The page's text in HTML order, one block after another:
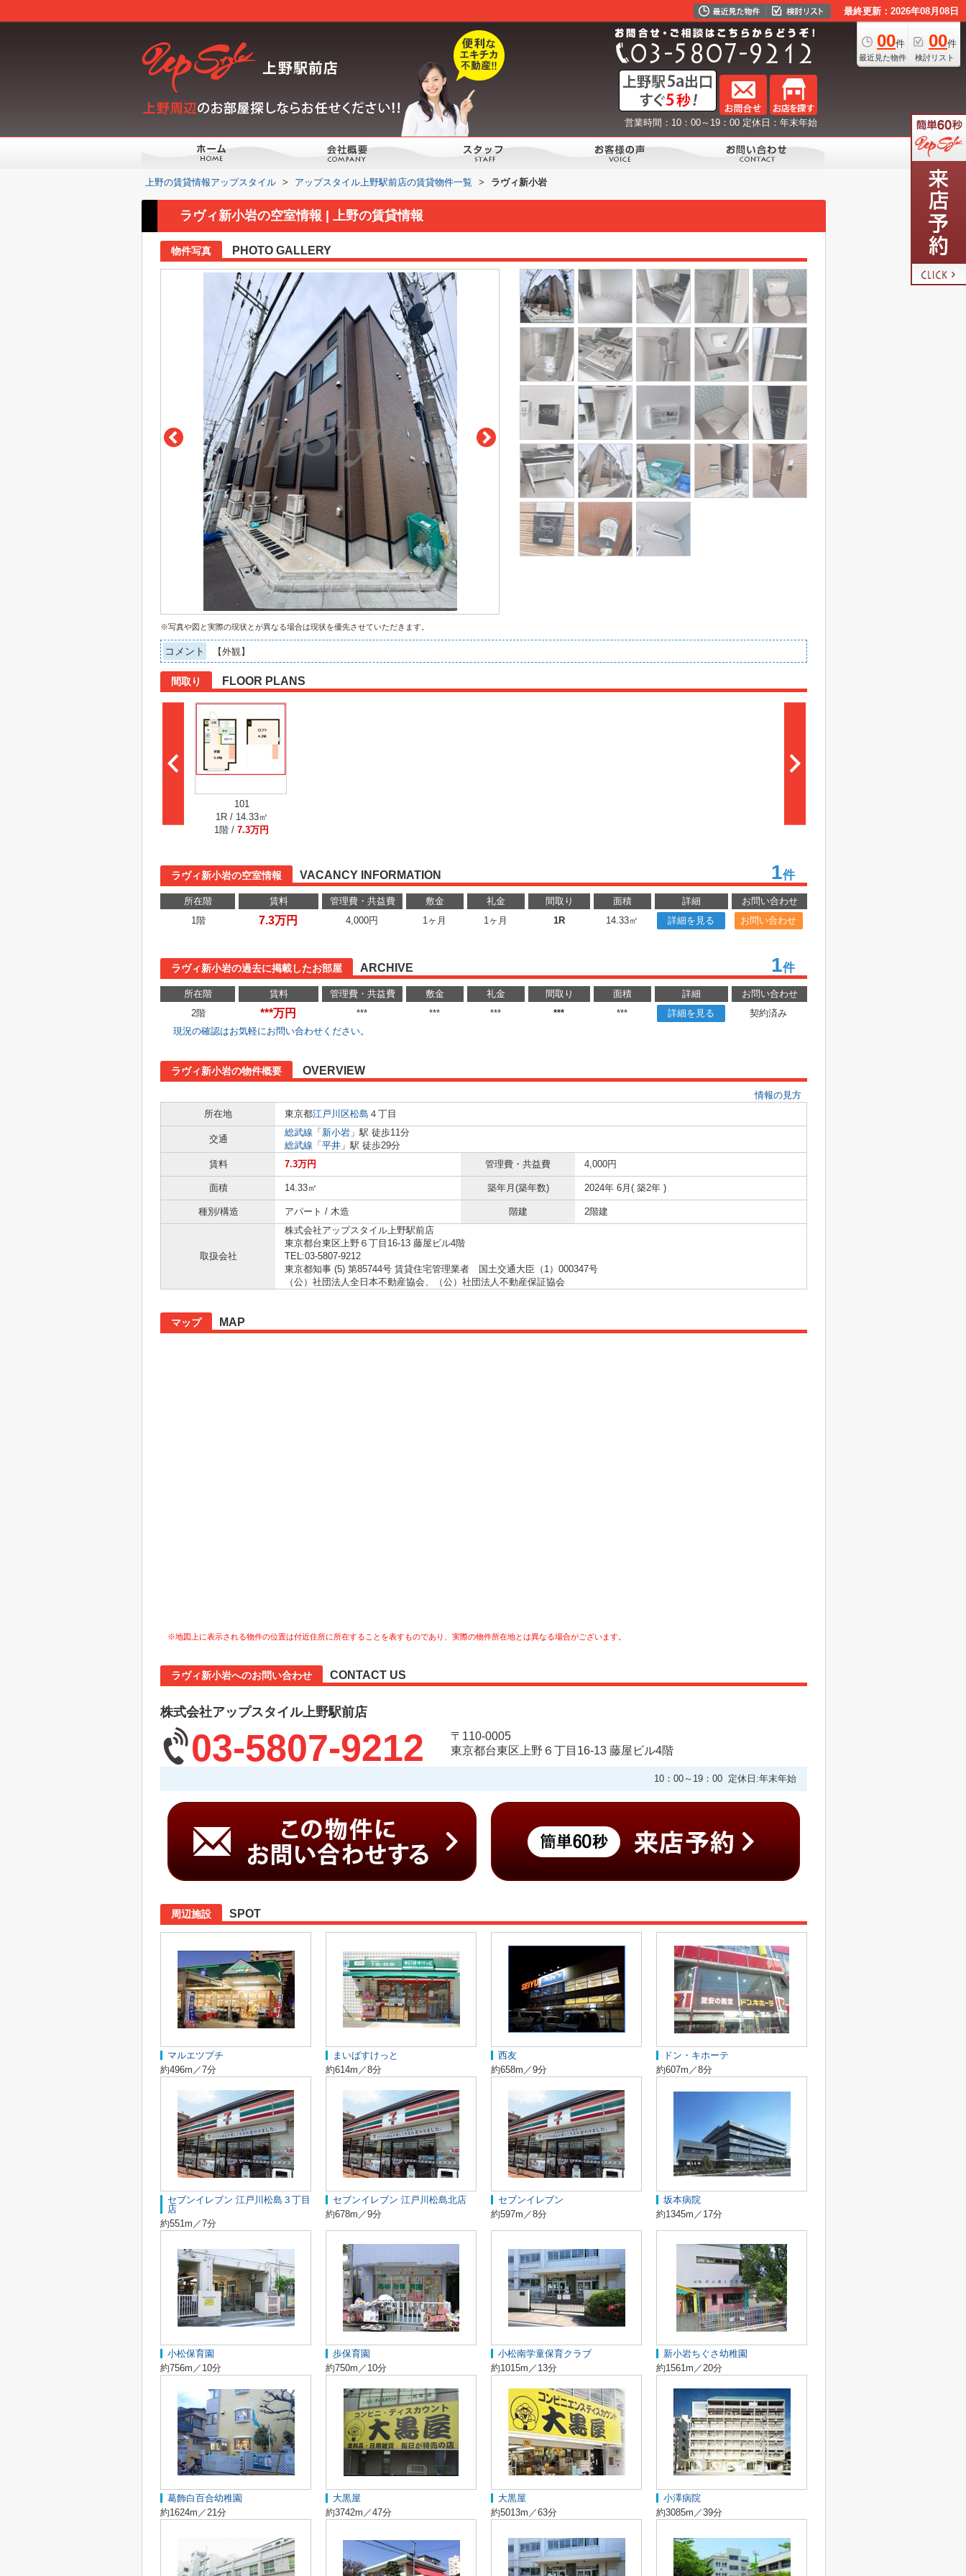
最終更新：2026年08月08日
00件
最近見た物件
00件
検討リスト
営業時間：10：00～19：00 定休日：年末年始
上野の賃貸情報アップスタイル > アップスタイル上野駅前店の賃貸物件一覧 > ラヴィ新小岩
ラヴィ新小岩の空室情報 | 上野の賃貸情報
物件写真 PHOTO GALLERY
※写真や図と実際の現状とが異なる場合は現状を優先させていただきます。
コメント 【外観】
間取り FLOOR PLANS
101
1R / 14.33㎡
1階 / 7.3万円
ラヴィ新小岩の空室情報 VACANCY INFORMATION 1件
所在階 賃料 管理費・共益費 敷金 礼金 間取り 面積 詳細
お問い合わせ
1階
7.3万円 4,000円 1ヶ月 1ヶ月 1R 14.33㎡ 詳細を見る お問い合わせ
ラヴィ新小岩の過去に掲載したお部屋 ARCHIVE 1件
所在階 賃料 管理費・共益費 敷金 礼金 間取り 面積 詳細
お問い合わせ
2階
***万円 *** *** *** *** *** 詳細を見る
契約済み
現況の確認はお気軽にお問い合わせください。
ラヴィ新小岩の物件概要 OVERVIEW
情報の見方
所在地
東京都江戸川区松島 ４丁目
交通
総武線 「 新小岩 」駅 徒歩11分
総武線 「 平井 」駅 徒歩29分
賃料
7.3万円 管理費・共益費 4,000円
面積 14.33㎡ 築年月(築年数) 2024年 6月( 築2年 )
種別/構造 アパート / 木造 階建 2階建
取扱会社
株式会社アップスタイル上野駅前店
東京都台東区上野６丁目16-13 藤屋ビル4階
TEL:03-5807-9212
東京都知事 (5) 第85744号 賃貸住宅管理業者 国土交通大臣（1）000347号
（公）社団法人全日本不動産協会、（公）社団法人不動産保証協会
マップ MAP
※地図上に表示される物件の位置は付近住所に所在することを表すものであり、実際の物件所在地とは異なる場合がございます。
ラヴィ新小岩へのお問い合わせ CONTACT US
株式会社アップスタイル上野駅前店
03-5807-9212
〒110-0005
東京都台東区上野６丁目16-13 藤屋ビル4階
10：00～19：00 定休日:年末年始
周辺施設 SPOT
マルエツプチ
約496m／7分
まいばすけっと
約614m／8分
西友
約658m／9分
ドン・キホーテ
約607m／8分
セブンイレブン 江戸川松島３丁目
店
約551m／7分
セブンイレブン 江戸川松島北店
約678m／9分
セブンイレブン
約597m／8分
坂本病院
約1345m／17分
小松保育園
約756m／10分
歩保育園
約750m／10分
小松南学童保育クラブ
約1015m／13分
新小岩ちぐさ幼稚園
約1561m／20分
葛飾白百合幼稚園
約1624m／21分
大黒屋
約3742m／47分
大黒屋
約5013m／63分
小澤病院
約3085m／39分